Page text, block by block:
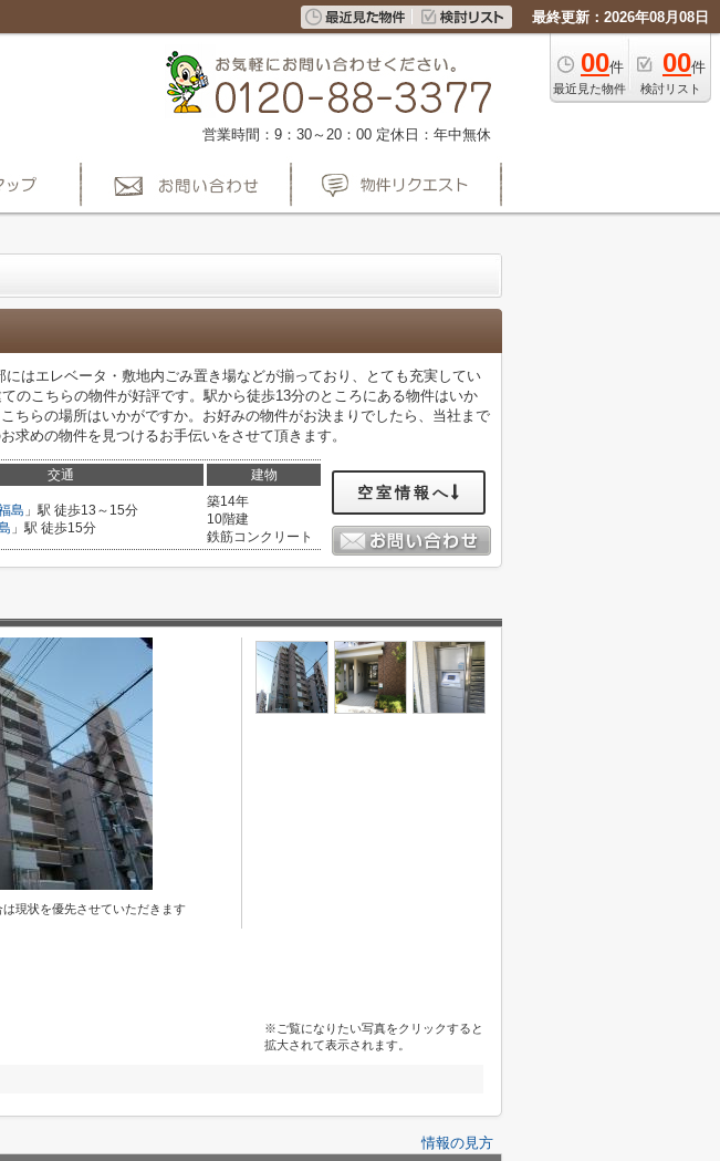
最終更新：2026年08月08日
00件
最近見た物件
00件
検討リスト
営業時間：9：30～20：00 定休日：年中無休
はエレベータ・敷地内ごみ置き場などが揃っており、とても充実してい
のこちらの物件が好評です。駅から徒歩13分のところにある物件はいか
ちらの場所はいかがですか。お好みの物件がお決まりでしたら、当社まで
求めの物件を見つけるお手伝いをさせて頂きます。
交通 建物
島 」駅 徒歩13～15分
」駅 徒歩15分
築14年
10階建
鉄筋コンクリート
空室情報へ
現状を優先させていただきます
※ご覧になりたい写真をクリックすると
拡大されて表示されます。
情報の見方